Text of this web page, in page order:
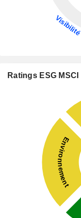
Ratings ESG MSCI